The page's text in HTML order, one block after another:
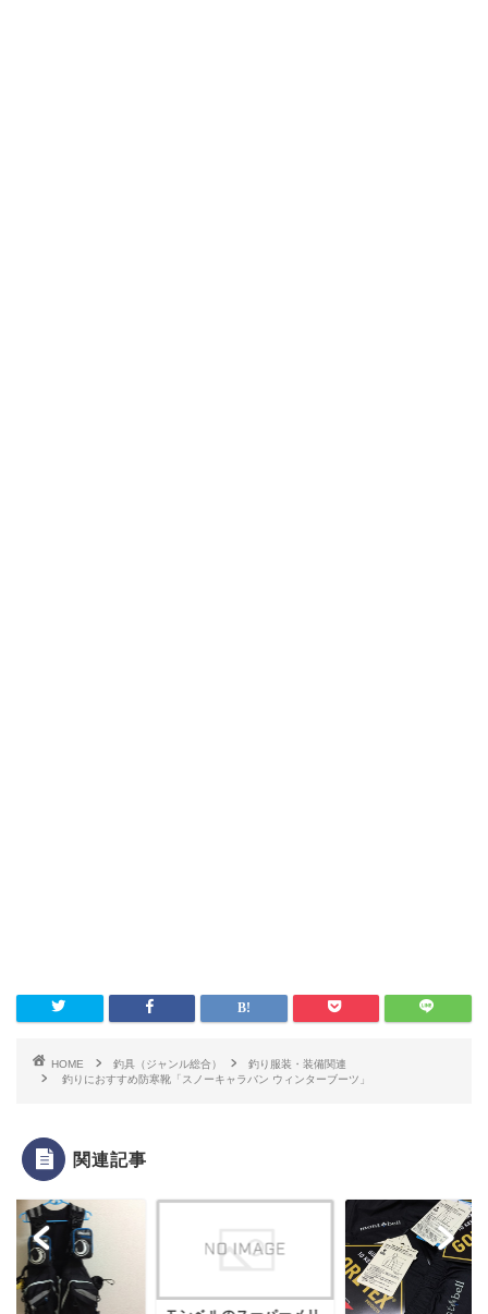
HOME 釣具（ジャンル総合）
釣り服装・装備関連
釣りにおすすめ防寒靴「スノーキャラバン ウィンターブーツ」
関連記事